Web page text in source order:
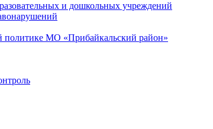
и дошкольных учреждений
политике МО «Прибайкальский район»